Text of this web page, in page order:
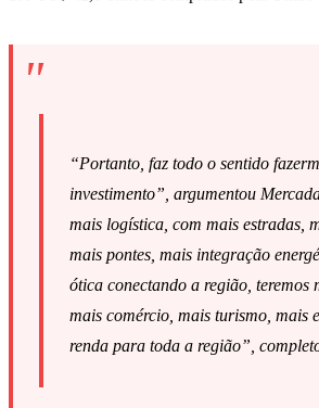
“Portanto, faz todo o sentido
investimento”, argumentou
mais logística, com mais estradas,
mais pontes, mais integração
ótica conectando a região, teremos
mais comércio, mais turismo, mais
renda para toda a região”,